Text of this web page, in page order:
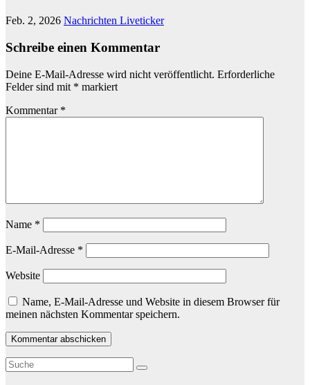
Feb. 2, 2026 Nachrichten Liveticker
Schreibe einen Kommentar
Deine E-Mail-Adresse wird nicht veröffentlicht. Erforderliche
Felder sind mit * markiert
Kommentar *
Name *
E-Mail-Adresse *
Website
Name, E-Mail-Adresse und Website in diesem Browser für
meinen nächsten Kommentar speichern.